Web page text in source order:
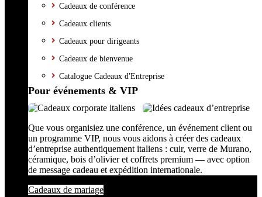
Cadeaux de conférence
Cadeaux clients
Cadeaux pour dirigeants
Cadeaux de bienvenue
Catalogue Cadeaux d'Entreprise
Pour événements & VIP
Que vous organisiez une conférence, un événement client ou
un programme VIP, nous vous aidons à créer des cadeaux
d’entreprise authentiquement italiens : cuir, verre de Murano,
céramique, bois d’olivier et coffrets premium — avec option
de message cadeau et expédition internationale.
Cadeaux de mariage